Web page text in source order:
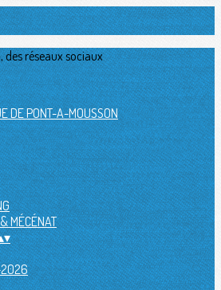
réseaux sociaux
MÉCÉNAT
▾
2026